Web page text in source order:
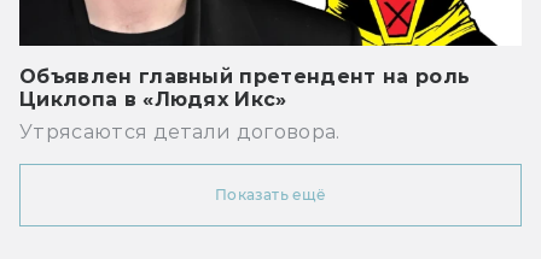
Объявлен главный претендент на роль
Циклопа в «Людях Икс»
Утрясаются детали договора.
Показать ещё